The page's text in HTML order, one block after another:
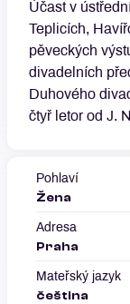
Účast v
Teplicích,
pěveckých
divadelních
Duhového
Pohlaví
Žena
Adresa
Praha
Mateřský jazyk
čeština